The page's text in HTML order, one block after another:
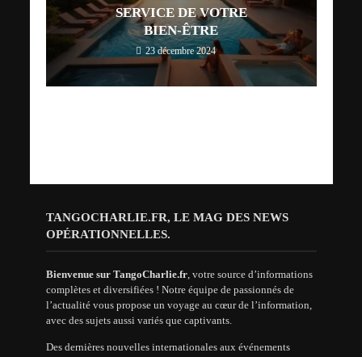
SERVICE DE VOTRE
BIEN-ÊTRE
23 décembre 2024
TANGOCHARLIE.FR, LE MAG DES NEWS
OPÉRATIONNELLES.
Bienvenue sur TangoCharlie.fr, votre source d’informations
complètes et diversifiées ! Notre équipe de passionnés de
l’actualité vous propose un voyage au cœur de l’information,
avec des sujets aussi variés que captivants.
Des dernières nouvelles internationales aux événements